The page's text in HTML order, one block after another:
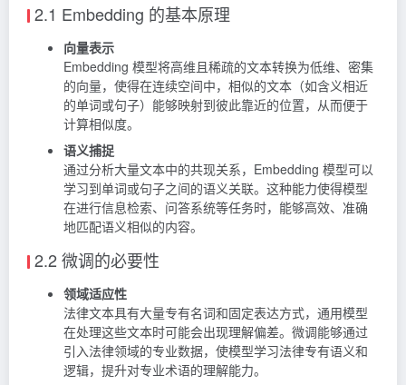
2.1 Embedding 的基本原理
向量表示
Embedding 模型将高维且稀疏的文本转换为低维、密集
的向量，使得在连续空间中，相似的文本（如含义相近
的单词或句子）能够映射到彼此靠近的位置，从而便于
计算相似度。
语义捕捉
通过分析大量文本中的共现关系，Embedding 模型可以
学习到单词或句子之间的语义关联。这种能力使得模型
在进行信息检索、问答系统等任务时，能够高效、准确
地匹配语义相似的内容。
2.2 微调的必要性
领域适应性
法律文本具有大量专有名词和固定表达方式，通用模型
在处理这些文本时可能会出现理解偏差。微调能够通过
引入法律领域的专业数据，使模型学习法律专有语义和
逻辑，提升对专业术语的理解能力。